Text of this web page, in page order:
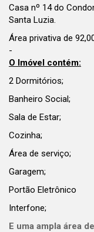
Casa nº 14 do
Santa Luzia.
Área privativa de
-
O Imóvel contém:
2 Dormitórios;
Banheiro Social;
Sala de Estar;
Cozinha;
Área de serviço;
Garagem;
Portão Eletrônico
Interfone;
E uma ampla área